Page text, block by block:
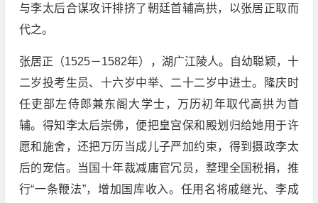
与李太后合谋攻讦排挤了朝廷首辅高拱，以张居正取而
代之。
张居正（1525－1582年），湖广江陵人。自幼聪颖，十
二岁投考生员、十六岁中举、二十二岁中进士。隆庆时
任吏部左侍郎兼东阁大学士，万历初年取代高拱为首
辅。得知李太后崇佛，便把皇宫保和殿划归给她用于许
愿和施舍，还把万历当成儿子严加约束，得到摄政李太
后的宠信。当国十年裁减庸官冗员，整理全国税捐，推
行“一条鞭法”，增加国库收入。任用名将戚继光、李成